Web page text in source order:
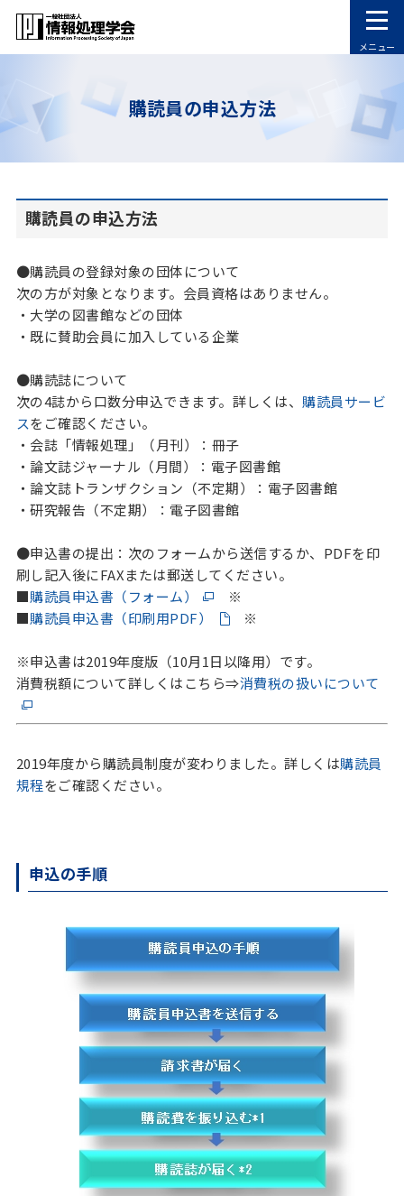
メニュー
購読員の申込方法
購読員の申込方法
●購読員の登録対象の団体について
次の方が対象となります。会員資格はありません。
・大学の図書館などの団体
・既に賛助会員に加入している企業
●購読誌について
次の4誌から口数分申込できます。詳しくは、 購読員サービ
スをご確認ください。
・会誌「情報処理」（月刊）：冊子
・論文誌ジャーナル（月間）：電子図書館
・論文誌トランザクション（不定期）：電子図書館
・研究報告（不定期）：電子図書館
●申込書の提出：次のフォームから送信するか、PDFを印
刷し記入後にFAXまたは郵送してください。
■購読員申込書（フォーム）
※
■購読員申込書（印刷用PDF） ※
※申込書は2019年度版（10月1日以降用）です。
消費税額について詳しくはこちら⇒消費税の扱いについて
2019年度から購読員制度が変わりました。詳しくは購読員
規程をご確認ください。
申込の手順